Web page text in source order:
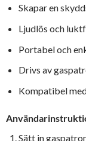
Skapar en
Ljudlös och
Portabel och
Drivs av
Kompatibel
Sätt in